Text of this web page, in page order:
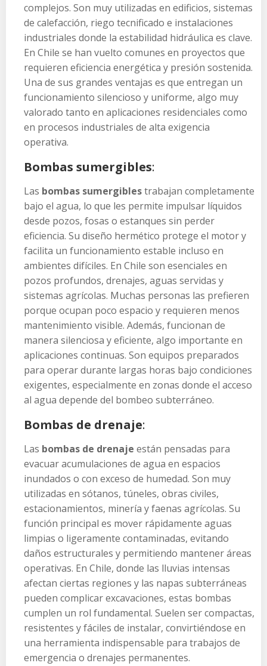
complejos. Son muy utilizadas en edificios, sistemas
de calefacción, riego tecnificado e instalaciones
industriales donde la estabilidad hidráulica es clave.
En Chile se han vuelto comunes en proyectos que
requieren eficiencia energética y presión sostenida.
Una de sus grandes ventajas es que entregan un
funcionamiento silencioso y uniforme, algo muy
valorado tanto en aplicaciones residenciales como
en procesos industriales de alta exigencia
operativa.
Bombas sumergibles:
Las bombas sumergiblestrabajan completamente
bajo el agua, lo que les permite impulsar líquidos
desde pozos, fosas o estanques sin perder
eficiencia. Su diseño hermético protege el motor y
facilita un funcionamiento estable incluso en
ambientes difíciles. En Chile son esenciales en
pozos profundos, drenajes, aguas servidas y
sistemas agrícolas. Muchas personas las prefieren
porque ocupan poco espacio y requieren menos
mantenimiento visible. Además, funcionan de
manera silenciosa y eficiente, algo importante en
aplicaciones continuas. Son equipos preparados
para operar durante largas horas bajo condiciones
exigentes, especialmente en zonas donde el acceso
al agua depende del bombeo subterráneo.
Bombas de drenaje:
Las bombas de drenaje están pensadas para
evacuar acumulaciones de agua en espacios
inundados o con exceso de humedad. Son muy
utilizadas en sótanos, túneles, obras civiles,
estacionamientos, minería y faenas agrícolas. Su
función principal es mover rápidamente aguas
limpias o ligeramente contaminadas, evitando
daños estructurales y permitiendo mantener áreas
operativas. En Chile, donde las lluvias intensas
afectan ciertas regiones y las napas subterráneas
pueden complicar excavaciones, estas bombas
cumplen un rol fundamental. Suelen ser compactas,
resistentes y fáciles de instalar, convirtiéndose en
una herramienta indispensable para trabajos de
emergencia o drenajes permanentes.